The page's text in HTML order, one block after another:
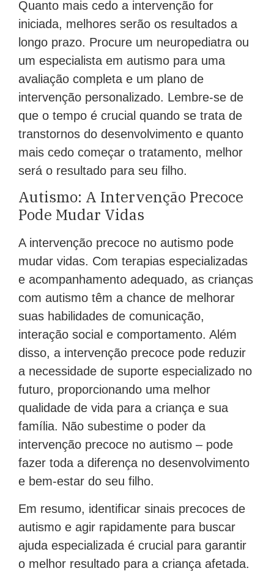
Quanto mais cedo a intervenção for
iniciada, melhores serão os resultados a
longo prazo. Procure um neuropediatra ou
um especialista em autismo para uma
avaliação completa e um plano de
intervenção personalizado. Lembre-se de
que o tempo é crucial quando se trata de
transtornos do desenvolvimento e quanto
mais cedo começar o tratamento, melhor
será o resultado para seu filho.
Autismo: A Intervenção Precoce
Pode Mudar Vidas
A intervenção precoce no autismo pode
mudar vidas. Com terapias especializadas
e acompanhamento adequado, as crianças
com autismo têm a chance de melhorar
suas habilidades de comunicação,
interação social e comportamento. Além
disso, a intervenção precoce pode reduzir
a necessidade de suporte especializado no
futuro, proporcionando uma melhor
qualidade de vida para a criança e sua
família. Não subestime o poder da
intervenção precoce no autismo – pode
fazer toda a diferença no desenvolvimento
e bem-estar do seu filho.
Em resumo, identificar sinais precoces de
autismo e agir rapidamente para buscar
ajuda especializada é crucial para garantir
o melhor resultado para a criança afetada.